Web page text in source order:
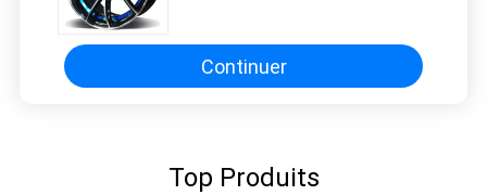
Continuer
Top Produits